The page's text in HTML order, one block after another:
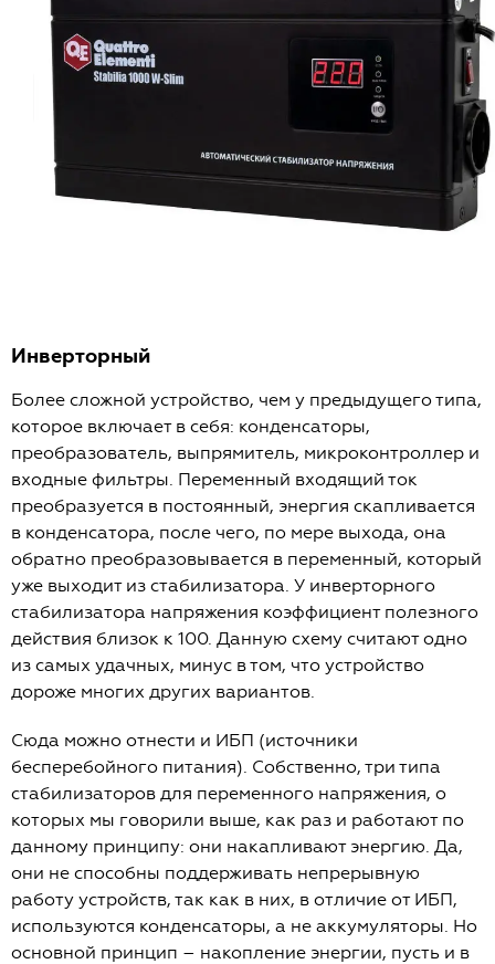
Инверторный
Более сложной устройство, чем у предыдущего типа,
которое включает в себя: конденсаторы,
преобразователь, выпрямитель, микроконтроллер и
входные фильтры. Переменный входящий ток
преобразуется в постоянный, энергия скапливается
в конденсатора, после чего, по мере выхода, она
обратно преобразовывается в переменный, который
уже выходит из стабилизатора. У инверторного
стабилизатора напряжения коэффициент полезного
действия близок к 100. Данную схему считают одно
из самых удачных, минус в том, что устройство
дороже многих других вариантов.
Сюда можно отнести и ИБП (источники
бесперебойного питания). Собственно, три типа
стабилизаторов для переменного напряжения, о
которых мы говорили выше, как раз и работают по
данному принципу: они накапливают энергию. Да,
они не способны поддерживать непрерывную
работу устройств, так как в них, в отличие от ИБП,
используются конденсаторы, а не аккумуляторы. Но
основной принцип – накопление энергии, пусть и в